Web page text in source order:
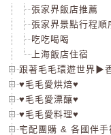
張家界飯店推薦
張家界景點行程順
吃吃喝喝
上海飯店住宿
跟著毛毛環遊世界▶
♥毛毛愛烘焙♥
♥毛毛愛漂釀♥
♥毛毛愛料理♥
宅配團購 & 各國伴手